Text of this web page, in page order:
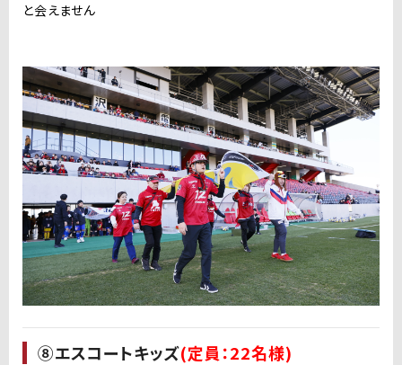
と会えません
⑧エスコートキッズ(定員：22名様)